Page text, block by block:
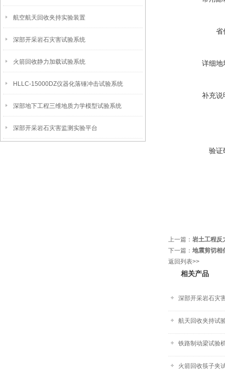
航空航天回收夹持实验装置
深部开采岩石灾害试验系统
火箭回收静力加载试验系统
HLLC-15000DZ仪器化落锤冲击试验系统
深部地下工程三维地质力学模型试验系统
深部开采岩石灾害监测实验平台
省
详细地
补充说
验证
上一篇： 岩土工程反
下一篇： 地震剪切相
返回列表>>
相关产品
深部开采岩石灾
航天回收夹持试
铁路制动梁试验
火箭回收筷子夹